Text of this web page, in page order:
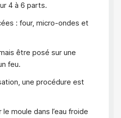
4 à 6 parts.
: four, micro-ondes et
être posé sur une
feu.
une procédure est
moule dans l’eau froide